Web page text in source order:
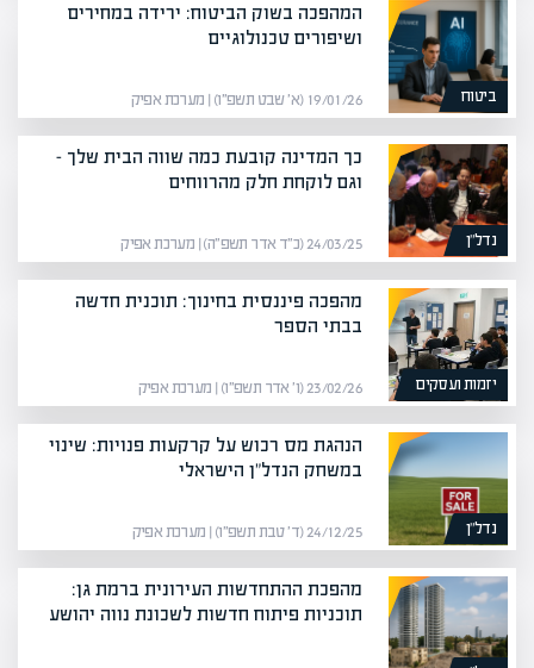
ביטוח
המהפכה בשוק הביטוח: ירידה במחירים
ושיפורים טכנולוגיים
19/01/26 (א׳ שבט תשפ״ו) | מערכת אפיק
נדל”ן
כך המדינה קובעת כמה שווה הבית שלך –
וגם לוקחת חלק מהרווחים
24/03/25 (כ״ד אדר תשפ״ה) | מערכת אפיק
יזמות ועסקים
מהפכה פיננסית בחינוך: תוכנית חדשה
בבתי הספר
23/02/26 (ו׳ אדר תשפ״ו) | מערכת אפיק
נדל”ן
הנהגת מס רכוש על קרקעות פנויות: שינוי
במשחק הנדל"ן הישראלי
24/12/25 (ד׳ טבת תשפ״ו) | מערכת אפיק
מהפכת ההתחדשות העירונית ברמת גן:
תוכניות פיתוח חדשות לשכונת נווה יהושע